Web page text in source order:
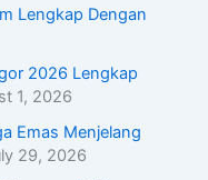
Lengkap Dengan
2026 Lengkap
1, 2026
Emas Menjelang
29, 2026